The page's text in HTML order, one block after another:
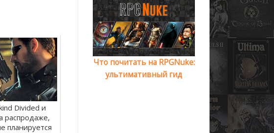
Divided и
распродаже,
планируется
Что почитать на RPGNuke:
ультимативный гид